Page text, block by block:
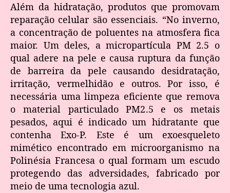
Além da hidratação, produtos que promovam
reparação celular são essenciais. “No inverno,
a concentração de poluentes na atmosfera fica
maior. Um deles, a micropartícula PM 2.5 o
qual adere na pele e causa ruptura da função
de barreira da pele causando desidratação,
irritação, vermelhidão e outros. Por isso, é
necessária uma limpeza eficiente que remova
o material particulado PM2.5 e os metais
pesados, aqui é indicado um hidratante que
contenha Exo-P. Este é um exoesqueleto
mimético encontrado em microorganismo na
Polinésia Francesa o qual formam um escudo
protegendo das adversidades, fabricado por
meio de uma tecnologia azul.